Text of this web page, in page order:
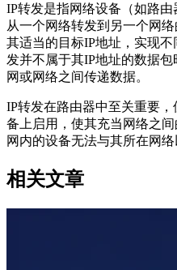
IP转发是指网络设备（如路
从一个网络转发到另一个网
其适当的目标IP地址，实现
发并不属于其IP地址的数据
网或网络之间传递数据。
IP转发在路由器中至关重要
备上启用，使其充当网络之
网内的设备无法与其所在网络
相关文章